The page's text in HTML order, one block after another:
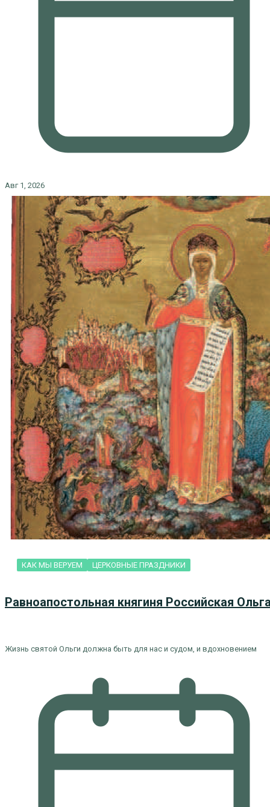
Авг 1, 2026
КАК МЫ ВЕРУЕМ ЦЕРКОВНЫЕ ПРАЗДНИКИ
Равноапостольная княгиня Российская
Жизнь святой Ольги должна быть для нас и судом, и вдохновением